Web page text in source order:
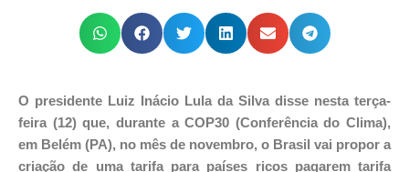
O presidente Luiz Inácio Lula da Silva disse nesta terça-
feira (12) que, durante a COP30 (Conferência do Clima),
em Belém (PA), no mês de novembro, o Brasil vai propor a
criação de uma tarifa para países ricos pagarem tarifa